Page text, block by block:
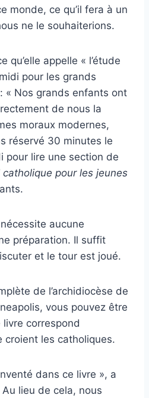
monde, ce qu’il fera à un
ne le souhaiterions.
qu’elle appelle « l’étude
pour les grands
« Nos grands enfants ont
de nous la
moraux modernes,
réservé 30 minutes le
pour lire une section de
pour les jeunes
aucune
préparation. Il suffit
et le tour est joué.
de l’archidiocèse de
vous pouvez être
correspond
croient les catholiques.
dans ce livre », a
lieu de cela, nous